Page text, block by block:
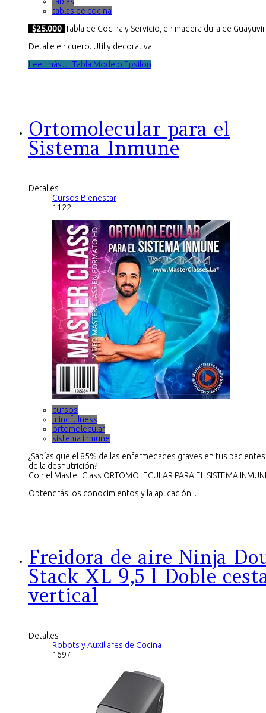
tablas de cocina
$25.000 Tabla de Cocina y Servicio, en madera dura de
Detalle en cuero. Util y decorativa.
Leer más… Tabla Modelo Epsilon
Ortomolecular para el
Sistema Inmune
Detalles
Cursos Bienestar
1122
cursos
mindfulness
ortomolecular
sistema inmune
¿Sabías que el 85% de las enfermedades graves en tus
de la desnutrición?
Con el Master Class ORTOMOLECULAR PARA EL SISTEMA
Obtendrás los conocimientos y la aplicación...
Freidora de aire Ninja
Stack XL 9,5 l Doble
vertical
Detalles
Robots y Auxiliares de Cocina
1697